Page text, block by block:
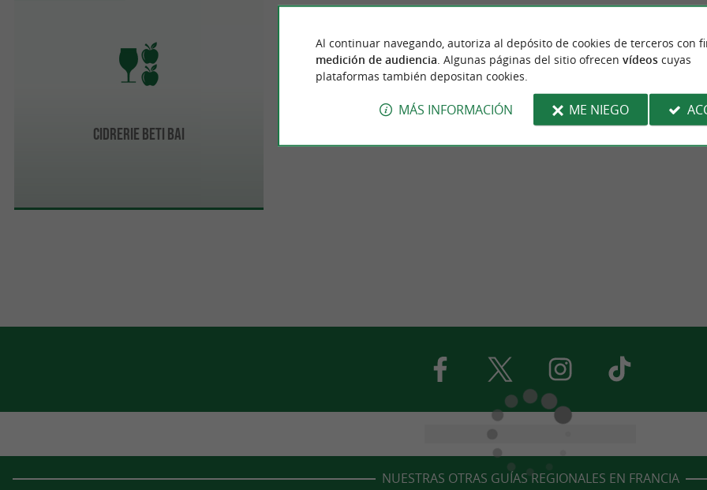
Cidrerie Beti Bai
NUESTRAS OTRAS GUÍAS REGIONALES EN FRANCIA
Al continuar navegando, autoriza al depósito de cookies de terceros con
medición de audiencia . Algunas páginas del sitio ofrecen vídeoscuyas
plataformas también depositan cookies.
MÁS INFORMACIÓN ME NIEGO